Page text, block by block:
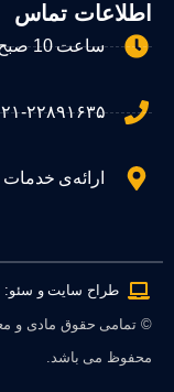
اطلاعات تماس
ساعت 10 صبح الی 8 شب
۰۲۱-۲۲۸۹۱۶۳۵ | ۰۲۱-۸۸۷۸۱۸۰۶ |
ارائه‌ی
© تمامی حقوق مادی و
محفوظ می باشد.
طراح سایت و